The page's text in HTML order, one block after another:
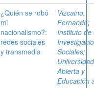
¿Quién se robó
mi
nacionalismo?:
redes sociales
y transmedia
Vizcaino,
Fernando;
Instituto de
Sociales;
Universidad
Abierta y
Educación